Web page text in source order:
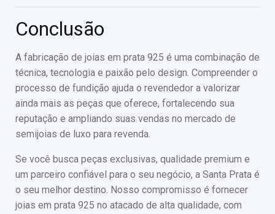
Conclusão
A fabricação de joias em prata 925 é uma combinação de
técnica, tecnologia e paixão pelo design. Compreender o
processo de fundição ajuda o revendedor a valorizar
ainda mais as peças que oferece, fortalecendo sua
reputação e ampliando suas vendas no mercado de
semijoias de luxo para revenda.
Se você busca peças exclusivas, qualidade premium e
um parceiro confiável para o seu negócio, a Santa Prata é
o seu melhor destino. Nosso compromisso é fornecer
joias em prata 925 no atacado de alta qualidade, com